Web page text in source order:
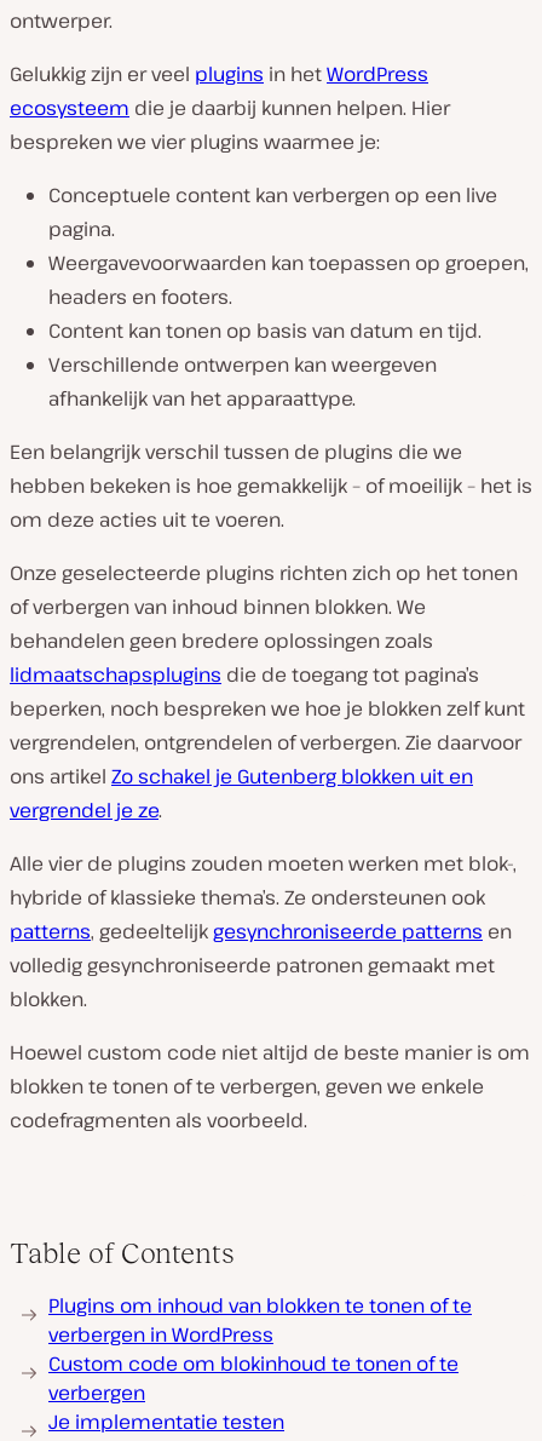
ontwerper.
Gelukkig zijn er veel plugins in hetWordPress
ecosysteem die je daarbij kunnen helpen. Hier
bespreken we vier plugins waarmee je:
Conceptuele content kan verbergen op een live
pagina.
Weergavevoorwaarden kan toepassen op groepen,
headers en footers.
Content kan tonen op basis van datum en tijd.
Verschillende ontwerpen kan weergeven
afhankelijk van het apparaattype.
Een belangrijk verschil tussen de plugins die we
hebben bekeken is hoe gemakkelijk – of moeilijk – het is
om deze acties uit te voeren.
Onze geselecteerde plugins richten zich op het tonen
of verbergen van inhoud binnen blokken. We
behandelen geen bredere oplossingen zoals
lidmaatschapsplugins die de toegang tot pagina’s
beperken, noch bespreken we hoe je blokken zelf kunt
vergrendelen, ontgrendelen of verbergen. Zie daarvoor
ons artikel Zo schakel je Gutenberg blokken uit en
vergrendel je ze.
Alle vier de plugins zouden moeten werken met blok-,
hybride of klassieke thema’s. Ze ondersteunen ook
patterns, gedeeltelijkgesynchroniseerde patterns en
volledig gesynchroniseerde patronen gemaakt met
blokken.
Hoewel custom code niet altijd de beste manier is om
blokken te tonen of te verbergen, geven we enkele
codefragmenten als voorbeeld.
Table of Contents
Plugins om inhoud van blokken te tonen of te
verbergen in WordPress
Custom code om blokinhoud te tonen of te
verbergen
Je implementatie testen